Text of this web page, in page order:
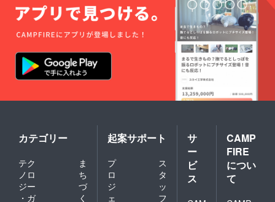
カテゴリー
テク
ノロ
ジー
・ガ
ま
ち
づ
く
起案サポート
プ
ロ
ジ
ェ
ス
タ
ッ
フ
サ
ー
ビ
ス
CAMP
FIRE
につい
て